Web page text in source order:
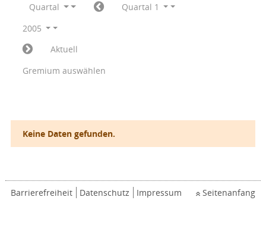
Quartal
Quartal 1
2005
Aktuell
Gremium auswählen
Keine Daten gefunden.
Barrierefreiheit Datenschutz Impressum Seitenanfang